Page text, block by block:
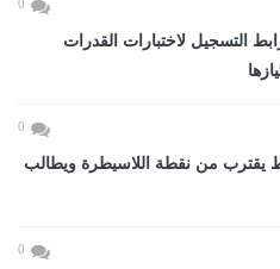
0
الجامعات 2026.. رابط التسجيل لاختبارات القدرات
0
يقترب من نقطة اللاسيطرة ويطالب
0